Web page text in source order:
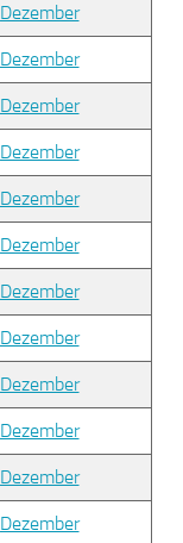
Dezember
Dezember
Dezember
Dezember
Dezember
Dezember
Dezember
Dezember
Dezember
Dezember
Dezember
Dezember